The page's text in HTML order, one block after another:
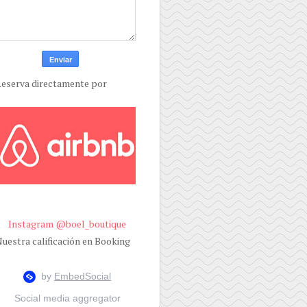
directamente por
Instagram @boel_boutique
calificación en Booking
Social media aggregator